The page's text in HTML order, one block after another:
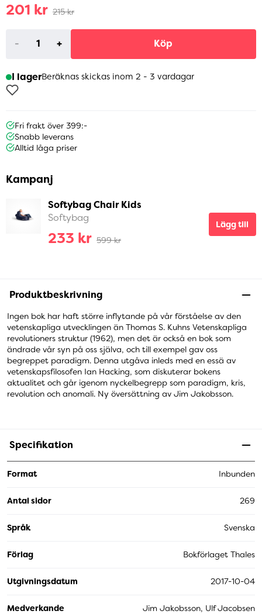
201 kr 215 kr
- + Köp
I lagerBeräknas skickas inom 2 - 3 vardagar
Fri frakt över 399:-
Snabb leverans
Alltid låga priser
Kampanj
Softybag Chair Kids
Softybag
233 kr 599 kr
Lägg till
Produktbeskrivning
Ingen bok har haft större inflytande på vår förståelse av den
vetenskapliga utvecklingen än Thomas S. Kuhns Vetenskapliga
revolutioners struktur (1962), men det är också en bok som
ändrade vår syn på oss själva, och till exempel gav oss
begreppet paradigm. Denna utgåva inleds med en essä av
vetenskapsfilosofen Ian Hacking, som diskuterar bokens
aktualitet och går igenom nyckelbegrepp som paradigm, kris,
revolution och anomali. Ny översättning av Jim Jakobsson.
Specifikation
Format Inbunden
Antal sidor 269
Språk Svenska
Förlag Bokförlaget Thales
Utgivningsdatum 2017-10-04
Medverkande Jim Jakobsson, Ulf Jacobsen